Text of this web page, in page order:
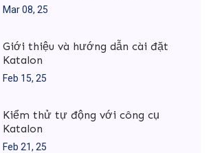
Mar 08, 25
Giới thiệu và hướng dẫn cài đặt
Katalon
Feb 15, 25
Kiểm thử tự động với công cụ
Katalon
Feb 21, 25